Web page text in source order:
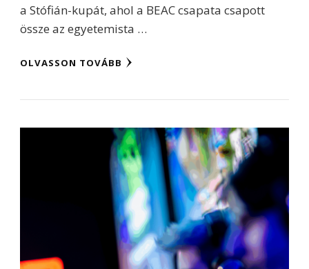
a Stófián-kupát, ahol a BEAC csapata csapott
össze az egyetemista …
OLVASSON TOVÁBB